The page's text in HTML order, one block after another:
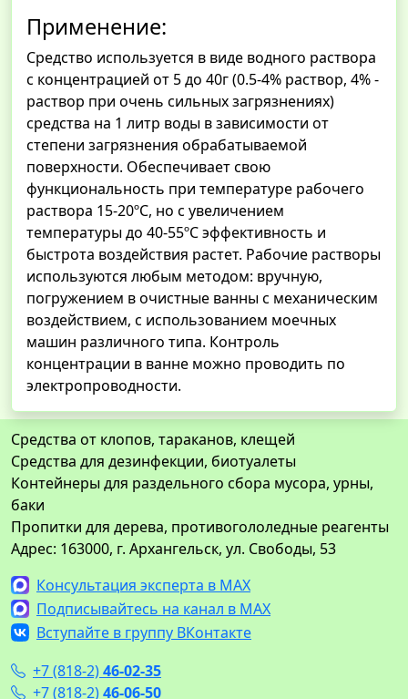
Применение:
Средство используется в виде водного раствора
с концентрацией от 5 до 40г (0.5-4% раствор, 4% -
раствор при очень сильных загрязнениях)
средства на 1 литр воды в зависимости от
степени загрязнения обрабатываемой
поверхности. Обеспечивает свою
функциональность при температуре рабочего
раствора 15-20ºС, но с увеличением
температуры до 40-55ºС эффективность и
быстрота воздействия растет. Рабочие растворы
используются любым методом: вручную,
погружением в очистные ванны с механическим
воздействием, с использованием моечных
машин различного типа. Контроль
концентрации в ванне можно проводить по
электропроводности.
Средства от клопов, тараканов, клещей
Средства для дезинфекции, биотуалеты
Контейнеры для раздельного сбора мусора, урны,
баки
Пропитки для дерева, противогололедные реагенты
Адрес: 163000, г. Архангельск, ул. Свободы, 53
Консультация эксперта в MAX
Подписывайтесь на канал в MAX
Вступайте в группу ВКонтакте
+7 (818-2)46-02-35
+7 (818-2)46-06-50